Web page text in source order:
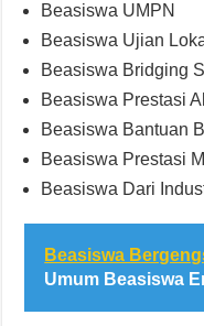
Beasiswa UMPN
Beasiswa Ujian
Beasiswa Bridging
Beasiswa Prestasi
Beasiswa Bantuan
Beasiswa Prestasi
Beasiswa Dari
Beasiswa
Umum Beasiswa